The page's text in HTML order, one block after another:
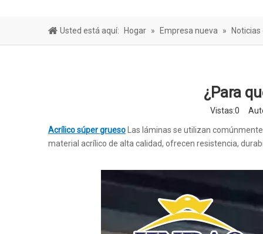
Usted está aquí: Hogar » Empresa nueva »
¿Para
Vistas:0
Acrílico súper grueso Las láminas se utilizan
material acrílico de alta calidad, ofrecen resistencia,